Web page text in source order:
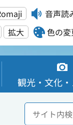
音声読
拡大 色の変
観光・文化